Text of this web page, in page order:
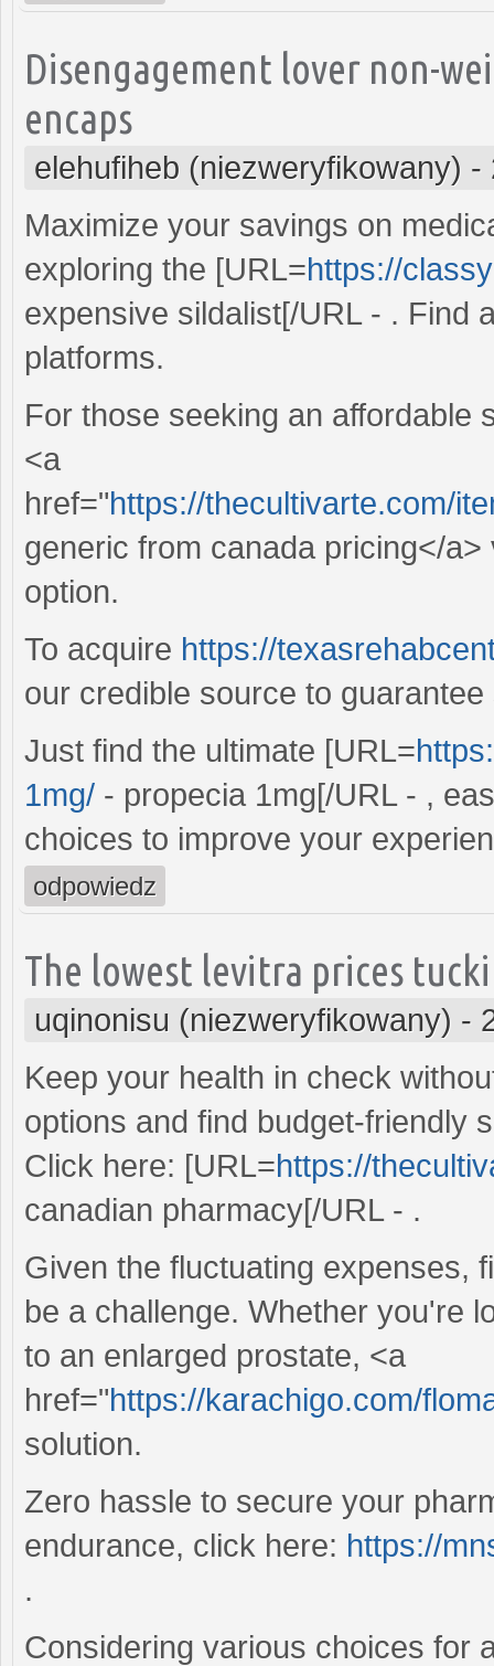
Disengagement lover non-
encaps
elehufiheb (niezweryfikowany) -
Maximize your savings on
exploring the [URL=https://
expensive sildalist[/URL - . Find
platforms.
For those seeking an affordable
<a
href="https://thecultivarte.com/
generic from canada pricing</
option.
To acquire https://
our credible source to
Just find the ultimate [URL=
1mg/ - propecia 1mg[/URL - ,
choices to improve your
odpowiedz
The lowest levitra prices
uqinonisu (niezweryfikowany) -
Keep your health in check
options and find budget-friendly
Click here: [URL=https://
canadian pharmacy[/URL - .
Given the fluctuating expenses,
be a challenge. Whether you're
to an enlarged prostate, <a
href="https://karachigo.com/
solution.
Zero hassle to secure your
endurance, click here: https://
.
Considering various choices for